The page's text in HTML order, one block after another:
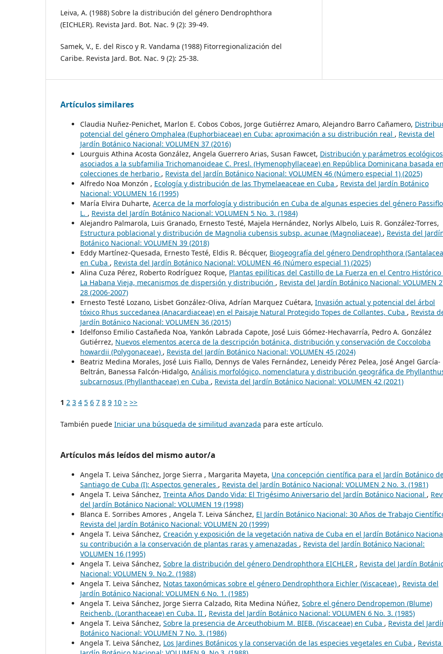
Leiva, A. (1988) Sobre la distribución del género Dendrophthora
(EICHLER). Revista Jard. Bot. Nac. 9 (2): 39-49.
Samek, V., E. del Risco y R. Vandama (1988) Fitorregionalización del
Caribe. Revista Jard. Bot. Nac. 9 (2): 25-38.
Artículos similares
Claudia Nuñez-Penichet, Marlon E. Cobos Cobos, Jorge Gutiérrez Amaro, Alejandro Barro Cañamero,
potencial del género Omphalea (Euphorbiaceae) en Cuba: aproximación a su distribución real , Revista del
Jardín Botánico Nacional: VOLUMEN 37 (2016)
Lourguis Athina Acosta González, Angela Guerrero Arias, Susan Fawcet, Distribución y parámetros ecológicos
asociados a la subfamilia Trichomanoideae C. Presl. (Hymenophyllaceae) en República Dominicana basada en
colecciones de herbario , Revista del Jardín Botánico Nacional: VOLUMEN 46 (Número especial 1) (2025)
Alfredo Noa Monzón , Ecología y distribución de las Thymelaeaceae en Cuba , Revista del Jardín Botánico
Nacional: VOLUMEN 16 (1995)
María Elvira Duharte, Acerca de la morfología y distribución en Cuba de algunas especies del género
L. , Revista del Jardín Botánico Nacional: VOLUMEN 5 No. 3. (1984)
Alejandro Palmarola, Luis Granado, Ernesto Testé, Majela Hernández, Norlys Albelo, Luis R. González-Torres,
Estructura poblacional y distribución de Magnolia cubensis subsp. acunae (Magnoliaceae) , Revista del
Botánico Nacional: VOLUMEN 39 (2018)
Eddy Martínez-Quesada, Ernesto Testé, Eldis R. Bécquer, Biogeografía del género Dendrophthora
en Cuba , Revista del Jardín Botánico Nacional: VOLUMEN 46 (Número especial 1) (2025)
Alina Cuza Pérez, Roberto Rodríguez Roque, Plantas epilíticas del Castillo de La Fuerza en el Centro Histórico
La Habana Vieja, mecanismos de dispersión y distribución , Revista del Jardín Botánico Nacional: VOLUMEN
28 (2006-2007)
Ernesto Testé Lozano, Lisbet González-Oliva, Adrían Marquez Cuétara, Invasión actual y potencial del árbol
tóxico Rhus succedanea (Anacardiaceae) en el Paisaje Natural Protegido Topes de Collantes, Cuba , Revista
Jardín Botánico Nacional: VOLUMEN 36 (2015)
Idelfonso Emilio Castañeda Noa, Yankón Labrada Capote, José Luis Gómez-Hechavarría, Pedro A. González
Gutiérrez, Nuevos elementos acerca de la descripción botánica, distribución y conservación de Coccoloba
howardii (Polygonaceae) , Revista del Jardín Botánico Nacional: VOLUMEN 45 (2024)
Beatriz Medina Morales, José Luis Fiallo, Dennys de Vales Fernández, Leneidy Pérez Pelea, José Angel García-
Beltrán, Banessa Falcón-Hidalgo, Análisis morfológico, nomenclatura y distribución geográfica de
subcarnosus (Phyllanthaceae) en Cuba , Revista del Jardín Botánico Nacional: VOLUMEN 42 (2021)
1 2 3 4 5 6 7 8 9 10 > >>
También puede Iniciar una búsqueda de similitud avanzada para este artículo.
Artículos más leídos del mismo autor/a
Angela T. Leiva Sánchez, Jorge Sierra , Margarita Mayeta, Una concepción científica para el Jardín Botánico
Santiago de Cuba (I): Aspectos generales , Revista del Jardín Botánico Nacional: VOLUMEN 2 No. 3. (1981)
Angela T. Leiva Sánchez, Treinta Años Dando Vida: El Trigésimo Aniversario del Jardín Botánico Nacional ,
del Jardín Botánico Nacional: VOLUMEN 19 (1998)
Blanca E. Sorribes Amores , Angela T. Leiva Sánchez, El Jardín Botánico Nacional: 30 Años de Trabajo
Revista del Jardín Botánico Nacional: VOLUMEN 20 (1999)
Angela T. Leiva Sánchez, Creación y exposición de la vegetación nativa de Cuba en el Jardín Botánico
su contribución a la conservación de plantas raras y amenazadas , Revista del Jardín Botánico Nacional:
VOLUMEN 16 (1995)
Angela T. Leiva Sánchez, Sobre la distribución del género Dendrophthora EICHLER , Revista del Jardín
Nacional: VOLUMEN 9. No.2. (1988)
Angela T. Leiva Sánchez, Notas taxonómicas sobre el género Dendrophthora Eichler (Viscaceae) , Revista del
Jardín Botánico Nacional: VOLUMEN 6 No. 1. (1985)
Angela T. Leiva Sánchez, Jorge Sierra Calzado, Rita Medina Núñez, Sobre el género Dendropemon (Blume)
Reichenb. (Loranthaceae) en Cuba. II , Revista del Jardín Botánico Nacional: VOLUMEN 6 No. 3. (1985)
Angela T. Leiva Sánchez, Sobre la presencia de Arceuthobium M. BIEB. (Viscaceae) en Cuba , Revista del
Botánico Nacional: VOLUMEN 7 No. 3. (1986)
Angela T. Leiva Sánchez, Los Jardines Botánicos y la conservación de las especies vegetales en Cuba ,